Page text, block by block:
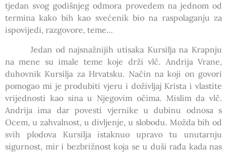
tjedan svog godišnjeg odmora provedem na jednom od
termina kako bih kao svećenik bio na raspolaganju za
ispovijedi, razgovore, teme…
Jedan od najsnažnijih utisaka Kursilja na Krapnju
na mene su imale teme koje drži vlč. Andrija Vrane,
duhovnik Kursilja za Hrvatsku. Način na koji on govori
pomogao mi je produbiti vjeru i doživljaj Krista i vlastite
vrijednosti kao sina u Njegovim očima. Mislim da vlč.
Andrija ima dar povesti vjernike u dubinu odnosa s
Ocem, u zahvalnost, u divljenje, u slobodu. Možda bih od
svih plodova Kursilja istaknuo upravo tu unutarnju
sigurnost, mir i bezbrižnost koja se u duši rađa kada nas